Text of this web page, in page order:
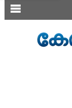
SECTIONS